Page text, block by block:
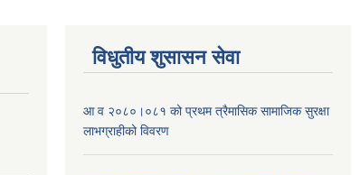
विधुतीय शुसासन सेवा
आ व २०८०।०८१ को प्रथम त्रैमासिक सामाजिक सुरक्षा
लाभग्राहीको विवरण